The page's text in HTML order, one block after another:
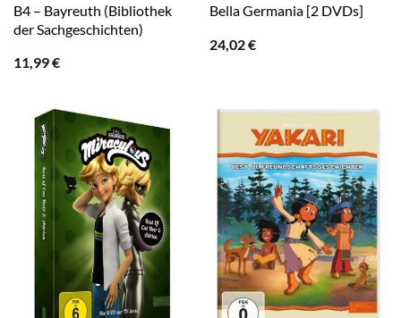
B4 – Bayreuth (Bibliothek
der Sachgeschichten)
11,99€
Bella Germania [2 DVDs]
24,02€